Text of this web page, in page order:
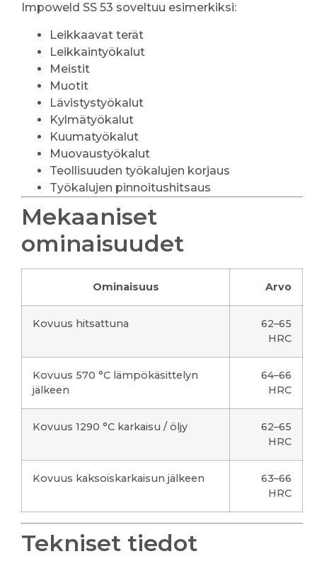
Impoweld SS 53 soveltuu esimerkiksi:
Leikkaavat terät
Leikkaintyökalut
Meistit
Muotit
Lävistystyökalut
Kylmätyökalut
Kuumatyökalut
Muovaustyökalut
Teollisuuden työkalujen korjaus
Työkalujen pinnoitushitsaus
Mekaaniset
ominaisuudet
Ominaisuus Arvo
Kovuus hitsattuna
62–65
HRC
Kovuus 570 °C lämpökäsittelyn
jälkeen
64–66
HRC
Kovuus 1290 °C karkaisu / öljy
62–65
HRC
Kovuus kaksoiskarkaisun jälkeen
63–66
HRC
Tekniset tiedot